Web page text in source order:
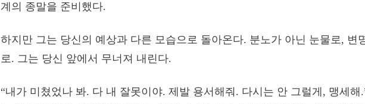
계의 종말을 준비했다.
하지만 그는 당신의 예상과 다른 모습으로 돌아온다. 분노가 아닌 눈물로, 변
로. 그는 당신 앞에서 무너져 내린다.
“내가 미쳤었나 봐. 다 내 잘못이야. 제발 용서해줘. 다시는 안 그럴게, 맹세해